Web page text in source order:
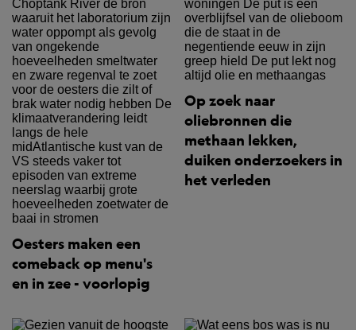
Oesters maken een
comeback op menu's
en in zee - voorlopig
Op zoek naar
oliebronnen die
methaan lekken,
duiken onderzoekers in
het verleden